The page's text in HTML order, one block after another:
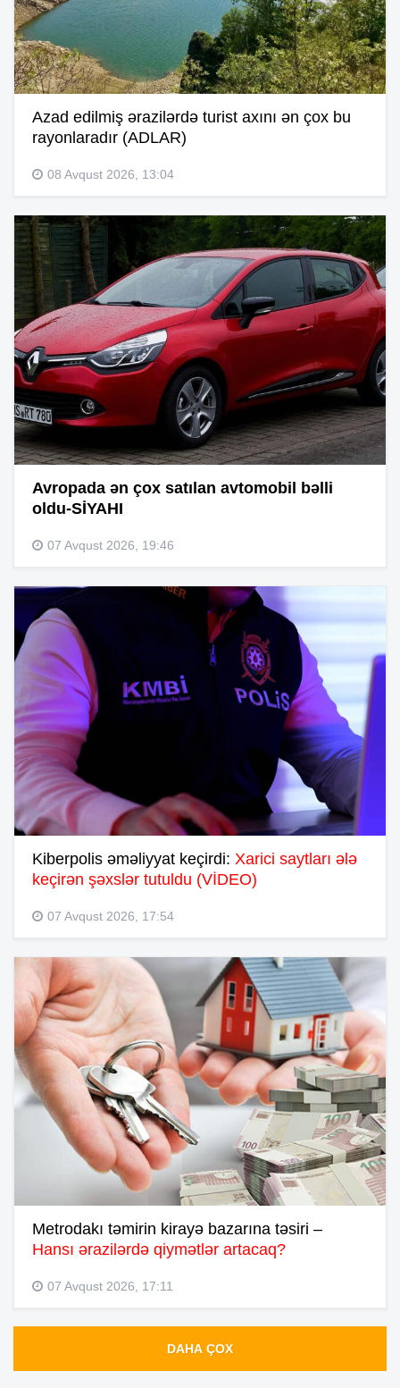
Azad edilmiş ərazilərdə turist axını ən çox bu
rayonlaradır (ADLAR)
08 Avqust 2026, 13:04
Avropada ən çox satılan avtomobil bəlli
oldu-SİYAHI
07 Avqust 2026, 19:46
Kiberpolis əməliyyat keçirdi: Xarici saytları ələ
keçirən şəxslər tutuldu (VİDEO)
07 Avqust 2026, 17:54
Metrodakı təmirin kirayə bazarına təsiri –
Hansı ərazilərdə qiymətlər artacaq?
07 Avqust 2026, 17:11
DAHA ÇOX